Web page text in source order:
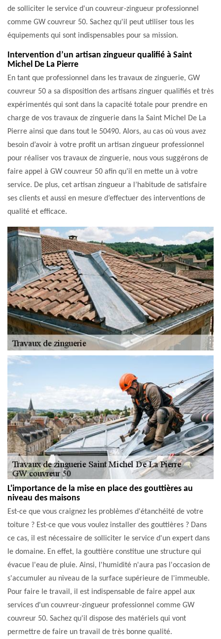
de solliciter le service d'un couvreur-zingueur professionnel
comme GW couvreur 50. Sachez qu'il peut utiliser tous les
équipements qui sont indispensables pour sa mission.
Intervention d’un artisan zingueur qualifié à Saint
Michel De La Pierre
En tant que professionnel dans les travaux de zinguerie, GW
couvreur 50 a sa disposition des artisans zinguer qualifiés et très
expérimentés qui sont dans la capacité totale pour prendre en
charge de vos travaux de zinguerie dans la Saint Michel De La
Pierre ainsi que dans tout le 50490. Alors, au cas où vous avez
besoin d’avoir à votre profit un artisan zingueur professionnel
pour réaliser vos travaux de zinguerie, nous vous suggérons de
faire appel à GW couvreur 50 afin qu’il en mette un à votre
service. De plus, cet artisan zingueur a l’habitude de satisfaire
ses clients et aussi en mesure d’effectuer des interventions de
qualité et efficace.
L'importance de la mise en place des gouttières au
niveau des maisons
Est-ce que vous craignez les problèmes d'étanchéité de votre
toiture ? Est-ce que vous voulez installer des gouttières ? Dans
ce cas, il est nécessaire de solliciter le service d'un expert dans
le domaine. En effet, la gouttière constitue une structure qui
évacue l'eau de pluie. Ainsi, l'humidité n'aura pas l'occasion de
s'accumuler au niveau de la surface supérieure de l'immeuble.
Pour faire le travail, il est indispensable de faire appel aux
services d'un couvreur-zingueur professionnel comme GW
couvreur 50. Sachez qu'il dispose des matériels qui vont
permettre de faire un travail de très bonne qualité.